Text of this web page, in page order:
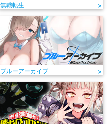
無職転生 >
ブルーアーカイブ >